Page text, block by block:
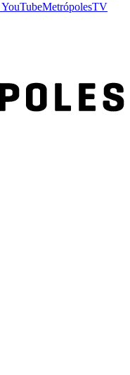
YouTubeMetrópolesTV